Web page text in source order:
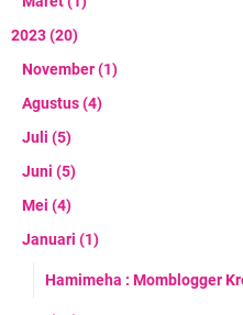
2023(20)
November(1)
Agustus(4)
Juli (5)
Juni (5)
Mei (4)
Januari (1)
Hamimeha : Momblogger